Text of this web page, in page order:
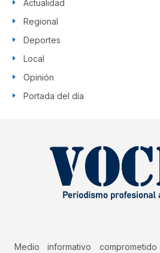
Actualidad
Regional
Deportes
Local
Opinión
Portada del día
Medio informativo